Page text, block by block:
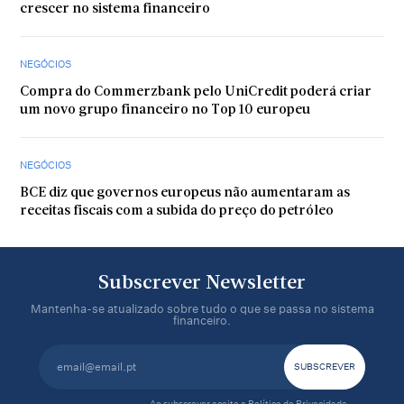
crescer no sistema financeiro
NEGÓCIOS
Compra do Commerzbank pelo UniCredit poderá criar
um novo grupo financeiro no Top 10 europeu
NEGÓCIOS
BCE diz que governos europeus não aumentaram as
receitas fiscais com a subida do preço do petróleo
Subscrever Newsletter
Mantenha-se atualizado sobre tudo o que se passa no sistema
financeiro.